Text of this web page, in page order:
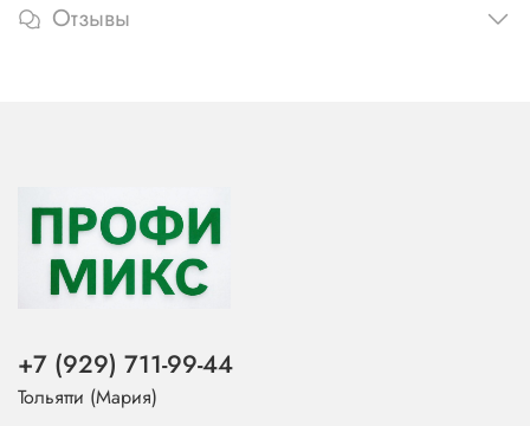
Отзывы
+7 (929) 711-99-44
Тольятти (Мария)